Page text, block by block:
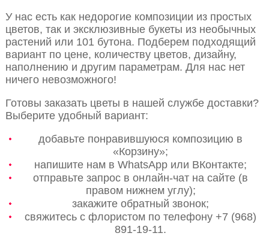
У нас есть как недорогие композиции из простых
цветов, так и эксклюзивные букеты из необычных
растений или 101 бутона. Подберем подходящий
вариант по цене, количеству цветов, дизайну,
наполнению и другим параметрам. Для нас нет
ничего невозможного!
Готовы заказать цветы в нашей службе доставки?
Выберите удобный вариант:
добавьте понравившуюся композицию в
«Корзину»;
напишите нам в WhatsApp или ВКонтакте;
отправьте запрос в онлайн-чат на сайте (в
правом нижнем углу);
закажите обратный звонок;
свяжитесь с флористом по телефону +7 (968)
891-19-11.